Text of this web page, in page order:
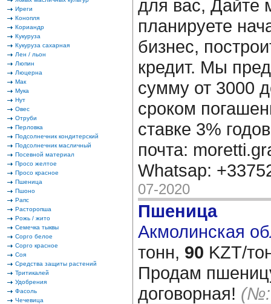
Иреги
Конопля
Кориандр
Кукуруза
Кукуруза сахарная
Лен / льон
Люпин
Люцерна
Мак
Мука
Нут
Овес
Отруби
Перловка
Подсолнечник кондитерский
Подсолнечник масличный
Посевной материал
Просо желтое
Просо красное
Пшеница
Пшоно
Рапс
Расторопша
Рожь / жито
Семечка тыквы
Сорго белое
Сорго красное
Соя
Средства защиты растений
Тритикалей
Удобрения
Фасоль
Чечевица
для вас, Дайте
планируете
бизнес,
кредит. Мы
сумму от 3000
сроком
ставке 3%
почта:
Whatsap:
07-2020
Пшеница
Акмолинская
тонн, 90 KZT/
Продам
договорная! (№: